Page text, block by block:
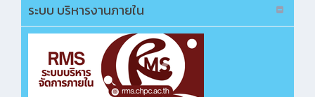
ซื้อวัสดุอุปกรณ์เพื่อซ้อมแข่งขันทักษะวิชาชีพ
คลิกเพื่อเปิดไฟล์ PDF
ซื้อแบตเตอรี่ รถยนต์ส่วนกลาง วิทยาลัยสารพัดช่าง
ฉะเชิงเทรา
คลิกเพื่อเปิดไฟล์ PDF
ระบบ บริหารงานภายใน